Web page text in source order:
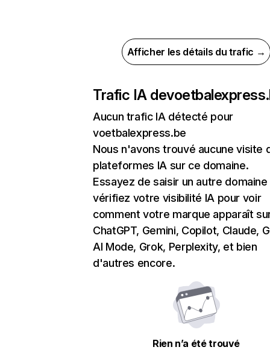
Afficher les détails du trafic →
Trafic IA de
Aucun trafic IA détecté pour
voetbalexpress.be
Nous n'avons trouvé aucune visite
plateformes IA sur ce domaine.
Essayez de saisir un autre domaine
vérifiez votre visibilité IA pour voir
comment votre marque apparaît
ChatGPT, Gemini, Copilot, Claude,
AI Mode, Grok, Perplexity, et bien
d'autres encore.
Rien n’a été trouvé